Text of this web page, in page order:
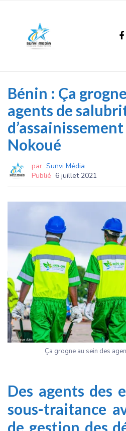
Bénin : Ça
agents de
Nokoué
par Sunvi Média
Publié 6 juillet 2021
Ça grogne au sein des
Des agents des
sous-traitance
de gestion des